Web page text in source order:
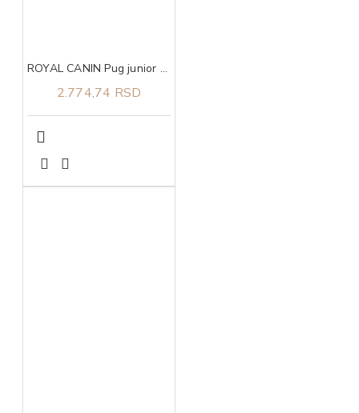
ROYAL CANIN Pug junior 1,5kg
2.774,74 RSD